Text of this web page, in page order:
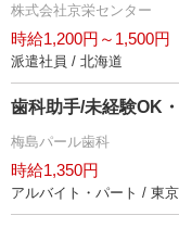
株式会社京栄センター
時給1,200円～1,500円
派遣社員 / 北海道
歯科助手/未経験OK
梅島パール歯科
時給1,350円
アルバイト・パート / 東